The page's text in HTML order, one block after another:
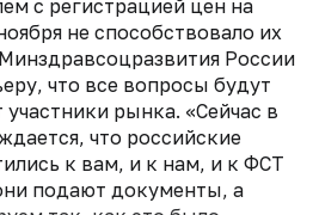
с регистрацией цен на
не способствовало их
России
что все вопросы будут
рынка. «Сейчас в
что российские
к вам, и к нам, и к ФСТ
подают документы, а